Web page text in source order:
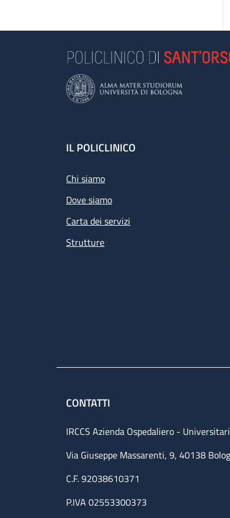
Footer
IL POLICLINICO
Chi siamo
Dove siamo
Carta dei servizi
Strutture
CONTATTI
IRCCS Azienda Ospedaliero -
Via Giuseppe Massarenti, 9, 40138
C.F. 92038610371
P.IVA 02553300373